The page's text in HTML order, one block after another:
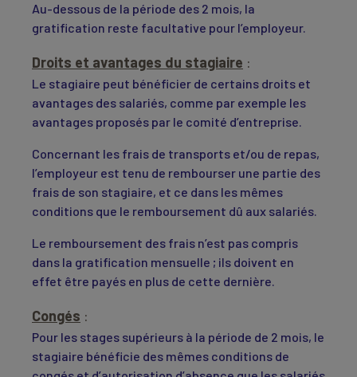
Au-dessous de la période des 2 mois, la
gratification reste facultative pour l’employeur.
Droits et avantages du stagiaire :
Le stagiaire peut bénéficier de certains droits et
avantages des salariés, comme par exemple les
avantages proposés par le comité d’entreprise.
Concernant les frais de transports et/ou de repas,
l’employeur est tenu de rembourser une partie des
frais de son stagiaire, et ce dans les mêmes
conditions que le remboursement dû aux salariés.
Le remboursement des frais n’est pas compris
dans la gratification mensuelle ; ils doivent en
effet être payés en plus de cette dernière.
Congés :
Pour les stages supérieurs à la période de 2 mois, le
stagiaire bénéficie des mêmes conditions de